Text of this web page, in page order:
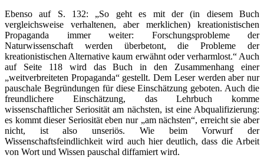
Ebenso auf S. 132: „So geht es mit der (in diesem Buch
vergleichsweise verhaltenen, aber merklichen) kreationistischen
Propaganda immer weiter: Forschungsprobleme der
Naturwissenschaft werden überbetont, die Probleme der
kreationistischen Alternative kaum erwähnt oder verharmlost.“ Auch
auf Seite 118 wird das Buch in den Zusammenhang einer
„weitverbreiteten Propaganda“ gestellt. Dem Leser werden aber nur
pauschale Begründungen für diese Einschätzung geboten. Auch die
freundlichere Einschätzung, das Lehrbuch komme
wissenschaftlicher Seriosität am nächsten, ist eine Abqualifizierung:
es kommt dieser Seriosität eben nur „am nächsten“, erreicht sie aber
nicht, ist also unseriös. Wie beim Vorwurf der
Wissenschaftsfeindlichkeit wird auch hier deutlich, dass die Arbeit
von Wort und Wissen pauschal diffamiert wird.